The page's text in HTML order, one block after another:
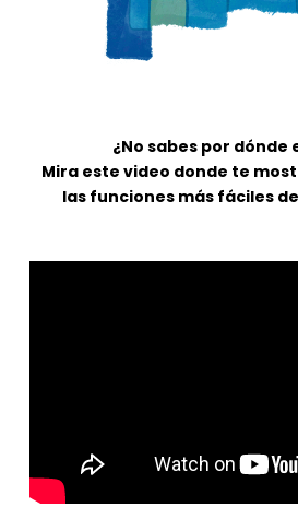
¿No sabes por dónde
Mira este video donde te
las funciones más fáciles